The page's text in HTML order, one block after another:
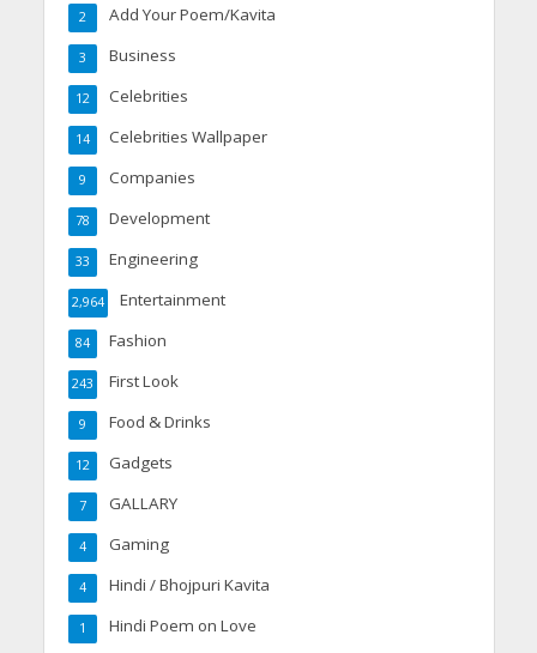
Add Your Poem/Kavita
2
Business
3
Celebrities
12
Celebrities Wallpaper
14
Companies
9
Development
78
Engineering
33
Entertainment
2,964
Fashion
84
First Look
243
Food & Drinks
9
Gadgets
12
GALLARY
7
Gaming
4
Hindi / Bhojpuri Kavita
4
Hindi Poem on Love
1